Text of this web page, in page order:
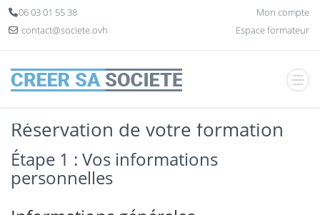
06 03 01 55 38
contact@societe.ovh
Mon compte
Espace formateur
Réservation de votre formation
Étape 1 : Vos informations
personnelles
Panneau de gestion des cookies